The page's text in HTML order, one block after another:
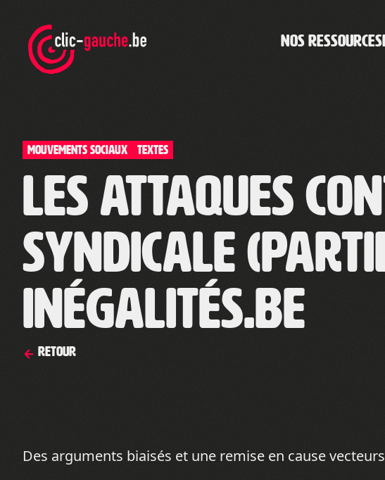
content
NOS RESSOURCES
Mouvements sociaux TEXTES
Les attaques
syndicale
Inégalités.be
Retour
Des arguments biaisés et une remise en cause